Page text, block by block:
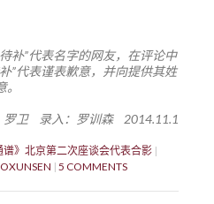
补”代表名字的网友，在评论中
”代表谨表歉意，并向提供其姓
罗卫 录入：罗训森 2014.11.1
》北京第二次座谈会代表合影
5 COMMENTS